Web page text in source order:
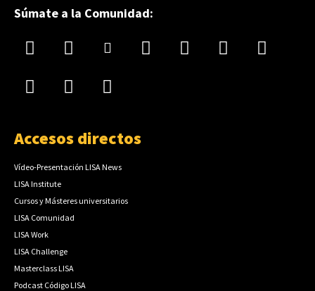
Súmate a la Comunidad:
Accesos directos
Vídeo-Presentación LISA News
LISA Institute
Cursos y Másteres universitarios
LISA Comunidad
LISA Work
LISA Challenge
Masterclass LISA
Podcast Código LISA